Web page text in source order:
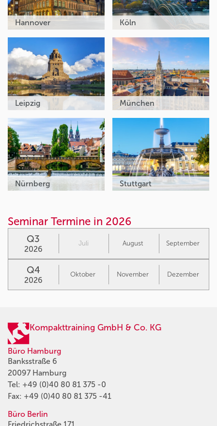
Hannover Köln
Leipzig München
Nürnberg Stuttgart
Seminar Termine in 2026
Q3
2026
Juli August September
Q4
2026
Oktober November Dezember
Kompakttraining GmbH & Co. KG
Büro Hamburg
Banksstraße 6
20097 Hamburg
Tel: +49 (0)40 80 81 375 -0
Fax: +49 (0)40 80 81 375 -41
Büro Berlin